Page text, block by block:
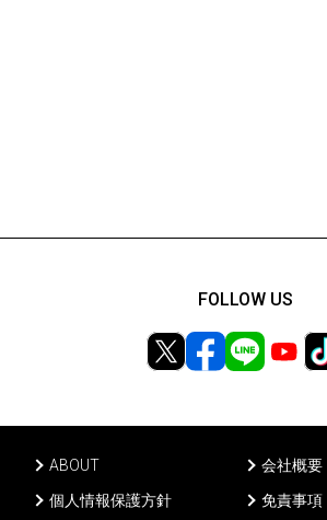
ABOUT
会社概要
個人情報保護方針
免責事項
FOLLOW US